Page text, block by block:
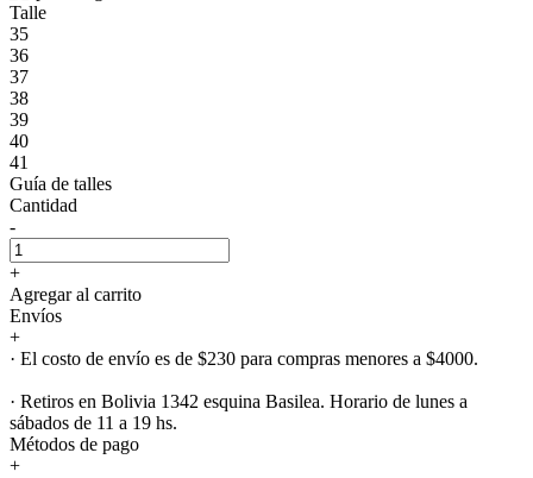
Talle
35
36
37
38
39
40
41
Guía de talles
Cantidad
-
+
Agregar al carrito
Envíos
+
· El costo de envío es de $230 para compras menores a $4000.
· Retiros en Bolivia 1342 esquina Basilea. Horario de lunes a
sábados de 11 a 19 hs.
Métodos de pago
+